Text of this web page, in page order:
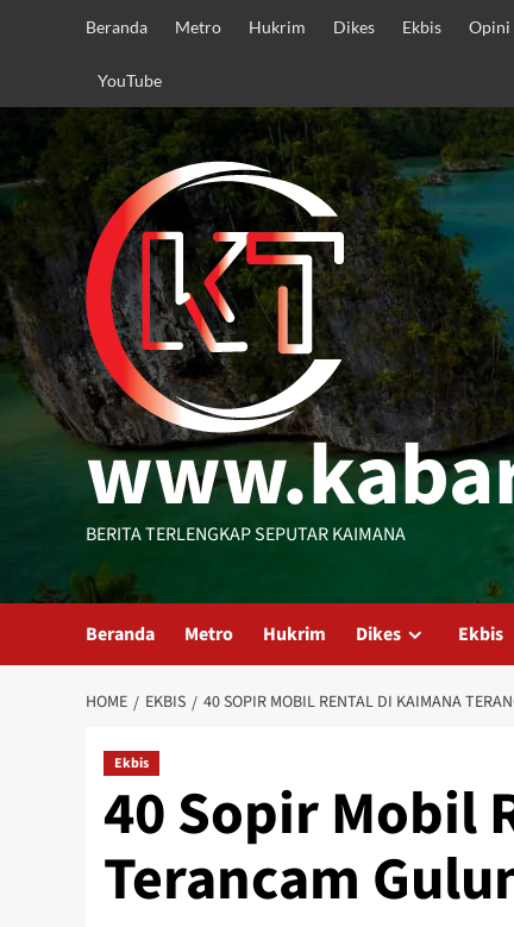
Beranda Metro Hukrim Dikes Ekbis Opini
YouTube
BERITA TERLENGKAP SEPUTAR KAIMANA
Beranda Metro Hukrim Dikes Ekbis
HOME EKBIS 40 SOPIR MOBIL RENTAL DI KAIMANA
Ekbis
40 Sopir Mobil
Terancam